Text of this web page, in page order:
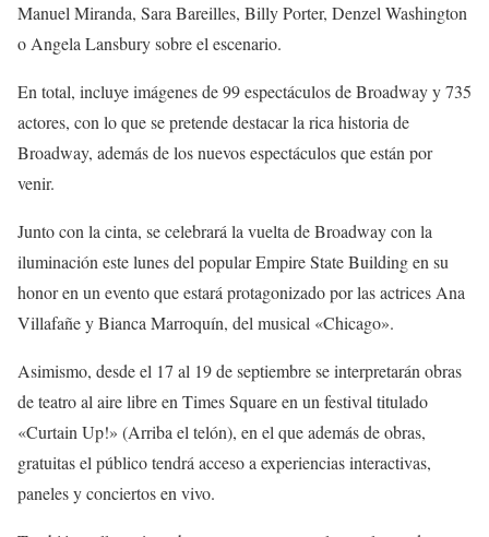
Manuel Miranda, Sara Bareilles, Billy Porter, Denzel Washington
o Angela Lansbury sobre el escenario.
En total, incluye imágenes de 99 espectáculos de Broadway y 735
actores, con lo que se pretende destacar la rica historia de
Broadway, además de los nuevos espectáculos que están por
venir.
Junto con la cinta, se celebrará la vuelta de Broadway con la
iluminación este lunes del popular Empire State Building en su
honor en un evento que estará protagonizado por las actrices Ana
Villafañe y Bianca Marroquín, del musical «Chicago».
Asimismo, desde el 17 al 19 de septiembre se interpretarán obras
de teatro al aire libre en Times Square en un festival titulado
«Curtain Up!» (Arriba el telón), en el que además de obras,
gratuitas el público tendrá acceso a experiencias interactivas,
paneles y conciertos en vivo.